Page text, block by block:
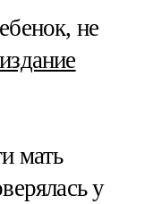
не
издание
мать
у